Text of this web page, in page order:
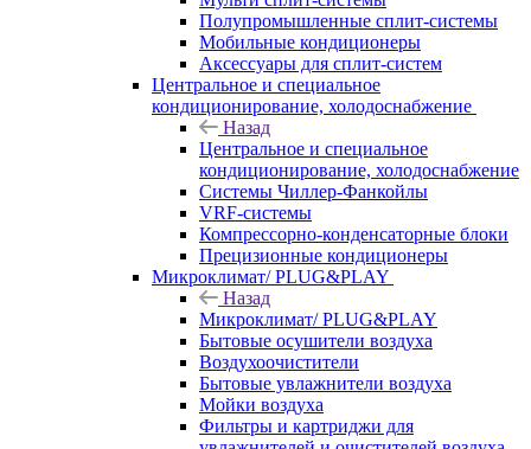
Полупромышленные сплит-системы
Мобильные кондиционеры
Аксессуары для сплит-систем
Центральное и специальное
кондиционирование, холодоснабжение
Назад
Центральное и специальное
кондиционирование, холодоснабжение
Системы Чиллер-Фанкойлы
VRF-системы
Компрессорно-конденсаторные блоки
Прецизионные кондиционеры
Микроклимат/ PLUG&PLAY
Назад
Микроклимат/ PLUG&PLAY
Бытовые осушители воздуха
Воздухоочистители
Бытовые увлажнители воздуха
Мойки воздуха
Фильтры и картриджи для